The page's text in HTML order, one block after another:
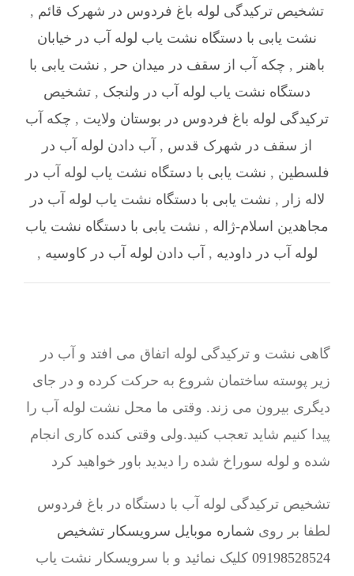
تشخیص ترکیدگی لوله باغ فردوس در شهرک قائم ,
نشت یابی با دستگاه نشت یاب لوله آب در خیابان
باهنر , چکه آب از سقف در میدان حر , نشت یابی با
دستگاه نشت یاب لوله آب در ولنجک , تشخیص
ترکیدگی لوله باغ فردوس در بوستان ولایت , چکه آب
از سقف در شهرک قدس , آب دادن لوله آب در
فلسطین , نشت یابی با دستگاه نشت یاب لوله آب در
لاله زار , نشت یابی با دستگاه نشت یاب لوله آب در
مجاهدین اسلام-ژاله , نشت یابی با دستگاه نشت یاب
لوله آب در داودیه , آب دادن لوله آب در کاوسیه ,
گاهی نشت و ترکیدگی لوله اتفاق می افتد و آب در
زیر پوسته ساختمان شروع به حرکت کرده و در جای
دیگری بیرون می زند. وقتی ما محل نشت لوله آب را
پیدا کنیم شاید تعجب کنید.ولی وقتی کنده کاری انجام
شده و لوله سوراخ شده را دیدید باور خواهید کرد
تشخیص ترکیدگی لوله آب با دستگاه در باغ فردوس
لطفا بر روی شماره موبایل سرویسکار تشخیص
09198528524 کلیک نمائید و با سرویسکار نشت یاب